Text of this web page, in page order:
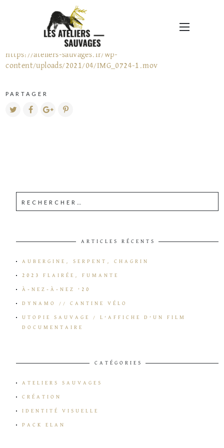
TAMPON
https://ateliers-sauvages.fr/wp-
content/uploads/2021/04/IMG_0724-1.mov
PARTAGER
ARTICLES RÉCENTS
AUBERGINE, SERPENT, CHAGRIN
2023 FLAIRÉE, FUMANTE
À-NEZ-À-NEZ ’20
DYNAMO // CANTINE VÉLO
UTOPIE SAUVAGE / L’AFFICHE D’UN FILM
DOCUMENTAIRE
CATÉGORIES
ATELIERS SAUVAGES
CRÉATION
IDENTITÉ VISUELLE
PACK ELAN